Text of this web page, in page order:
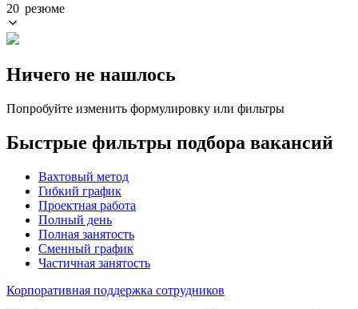
20 резюме
Ничего не нашлось
Попробуйте изменить формулировку или фильтры
Быстрые фильтры подбора вакансий
Вахтовый метод
Гибкий график
Проектная работа
Полный день
Полная занятость
Сменный график
Частичная занятость
Корпоративная поддержка сотрудников